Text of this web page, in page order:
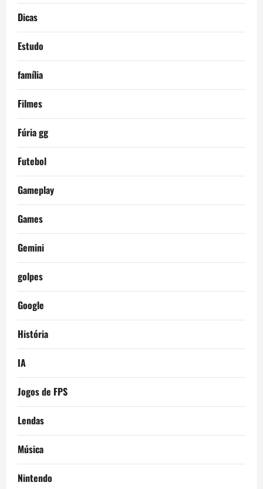
Dicas
Estudo
família
Filmes
Fúria gg
Futebol
Gameplay
Games
Gemini
golpes
Google
História
IA
Jogos de FPS
Lendas
Música
Nintendo